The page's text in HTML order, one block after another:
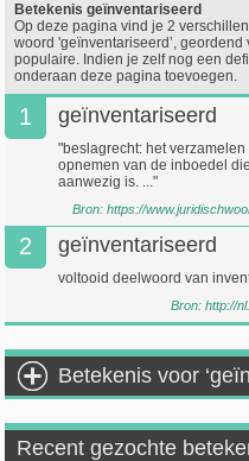
Betekenis geïnventariseerd
Op deze pagina vind je 2
woord 'geïnventariseerd’,
populaire. Indien je zelf nog een
onderaan deze pagina toevoegen.
1 geïnventariseerd
"beslagrecht: het
opnemen van de inboedel
aanwezig is. ..."
Bron: https://
2 geïnventariseerd
voltooid deelwoord van
Bron: http://
Betekenis voor
Recent gezochte